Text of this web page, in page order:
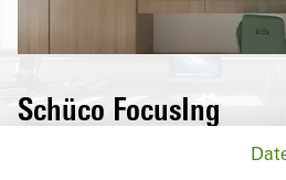
Schüco FocusIng
Las balconeras de la